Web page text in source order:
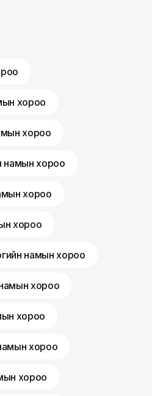
хороо
хороо
намын хороо
хороо
хороо
намын хороо
хороо
хороо
хороо
хороо